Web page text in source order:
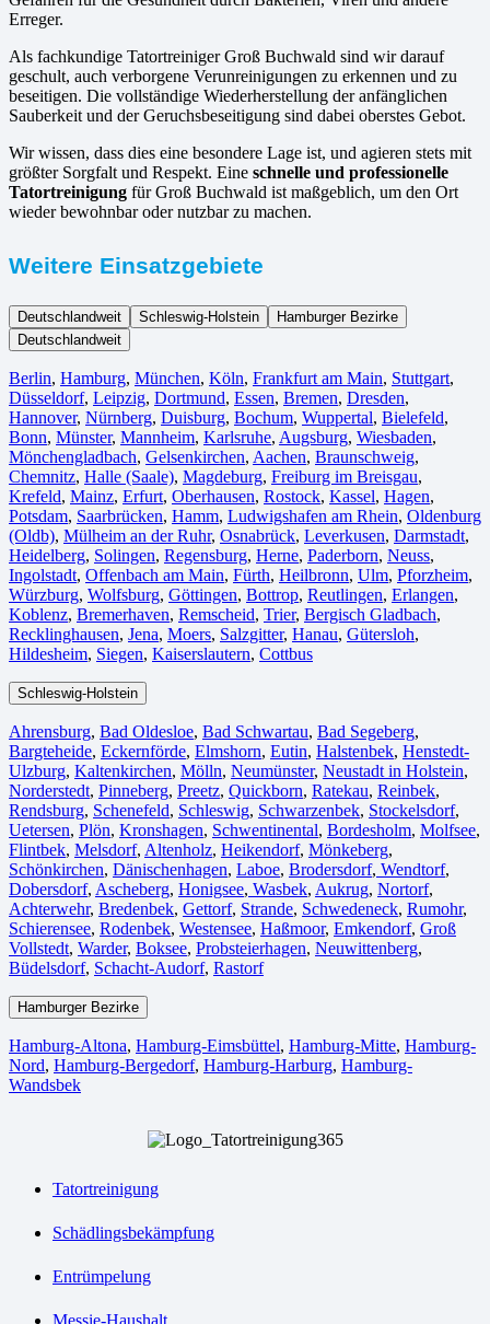
Erreger.
Als fachkundige Tatortreiniger Groß Buchwald sind wir darauf
geschult, auch verborgene Verunreinigungen zu erkennen und zu
beseitigen. Die vollständige Wiederherstellung der anfänglichen
Sauberkeit und der Geruchsbeseitigung sind dabei oberstes Gebot.
Wir wissen, dass dies eine besondere Lage ist, und agieren stets mit
größter Sorgfalt und Respekt. Eine schnelle und professionelle
Tatortreinigung für Groß Buchwald ist maßgeblich, um den Ort
wieder bewohnbar oder nutzbar zu machen.
Weitere Einsatzgebiete
Deutschlandweit Schleswig-Holstein
Hamburger Bezirke
Deutschlandweit
Berlin⁠, Hamburg, München, Köln⁠, Frankfurt am Main, Stuttgart,
Düsseldorf, Leipzig, Dortmund, Essen, Bremen, Dresden,
Hannover, Nürnberg, Duisburg⁠, Bochum, Wuppertal⁠, Bielefeld⁠,
Bonn⁠, Münster⁠, Mannheim, Karlsruhe, Augsburg, Wiesbaden⁠,
Mönchengladbach⁠, Gelsenkirchen⁠, Aachen⁠, Braunschweig,
Chemnitz⁠, Halle (Saale)⁠, Magdeburg, Freiburg im Breisgau⁠,
Krefeld⁠, Mainz⁠, Erfurt, Oberhausen⁠, Rostock⁠, Kassel⁠, Hagen,
Potsdam, Saarbrücken⁠, Hamm, Ludwigshafen am Rhein⁠, Oldenburg
(Oldb), Mülheim an der Ruhr, Osnabrück⁠, Leverkusen, Darmstadt⁠,
Heidelberg, Solingen, Regensburg, Herne⁠, Paderborn, Neuss,
Ingolstadt, Offenbach am Main, Fürth⁠, Heilbronn, Ulm⁠, Pforzheim,
Würzburg, Wolfsburg⁠, Göttingen, Bottrop, Reutlingen, Erlangen⁠,
Koblenz, Bremerhaven⁠, Remscheid, Trier⁠, Bergisch Gladbach,
Recklinghausen, Jena⁠, Moers⁠, Salzgitter⁠, Hanau, Gütersloh,
Hildesheim⁠, Siegen⁠, Kaiserslautern⁠, Cottbus⁠
Schleswig-Holstein
Ahrensburg, Bad Oldesloe, Bad Schwartau, Bad Segeberg,
Bargteheide, Eckernförde, Elmshorn, Eutin, Halstenbek, Henstedt-
Ulzburg, Kaltenkirchen, Mölln, Neumünster, Neustadt in Holstein,
Norderstedt, Pinneberg, Preetz, Quickborn, Ratekau, Reinbek,
Rendsburg, Schenefeld, Schleswig, Schwarzenbek, Stockelsdorf,
Uetersen, Plön, Kronshagen, Schwentinental, Bordesholm, Molfsee,
Flintbek, Melsdorf, Altenholz, Heikendorf, Mönkeberg,
Schönkirchen, Dänischenhagen, Laboe, Brodersdorf, Wendtorf,
Dobersdorf, Ascheberg, Honigsee, Wasbek, Aukrug, Nortorf,
Achterwehr, Bredenbek, Gettorf, Strande, Schwedeneck, Rumohr,
Schierensee, Rodenbek, Westensee, Haßmoor, Emkendorf, Groß
Vollstedt, Warder, Boksee, Probsteierhagen, Neuwittenberg,
Büdelsdorf, Schacht-Audorf, Rastorf
Hamburger Bezirke
Hamburg-Altona, Hamburg-Eimsbüttel, Hamburg-Mitte, Hamburg-
Nord, Hamburg-Bergedorf, Hamburg-Harburg, Hamburg-
Wandsbek
Tatortreinigung
Schädlingsbekämpfung
Entrümpelung
Messie-Haushalt